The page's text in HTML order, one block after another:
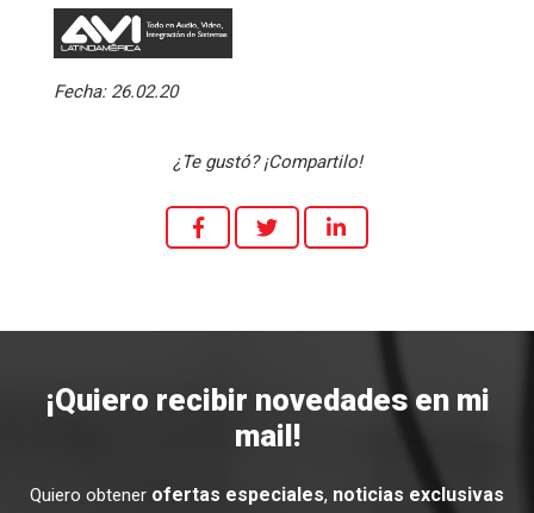
Fecha: 26.02.20
¿Te gustó? ¡Compartilo!
¡Quiero recibir novedades en mi
mail!
Quiero obtener ofertas especiales, noticias exclusivas